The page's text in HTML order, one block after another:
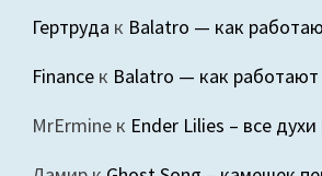
Гертруда к Balatro — как
Financeк Balatro — как работают
MrErmineк Ender Lilies – все